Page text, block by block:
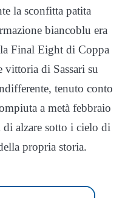
la sconfitta patita
biancoblu era
Final Eight di Coppa
vittoria di Sassari su
tenuto conto
a metà febbraio
di alzare sotto i cielo di
propria storia.